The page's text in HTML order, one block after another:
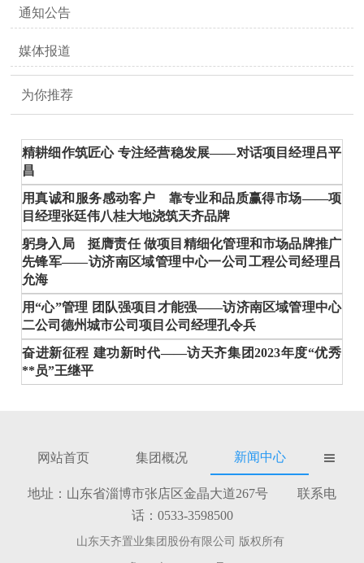
通知公告
媒体报道
为你推荐
精耕细作筑匠心 专注经营稳发展——对话项目经理吕平
昌
用真诚和服务感动客户 靠专业和品质赢得市场——项
目经理张廷伟八桂大地浇筑天齐品牌
躬身入局 挺膺责任 做项目精细化管理和市场品牌推广
先锋军——访济南区域管理中心一公司工程公司经理吕
允海
用“心”管理 团队强项目才能强——访济南区域管理中心
二公司德州城市公司项目公司经理孔令兵
奋进新征程 建功新时代——访天齐集团2023年度“优秀
**员”王继平
网站首页 集团概况 新闻中心 
地址：山东省淄博市张店区金晶大道267号 联系电
话：0533-3598500
山东天齐置业集团股份有限公司 版权所有